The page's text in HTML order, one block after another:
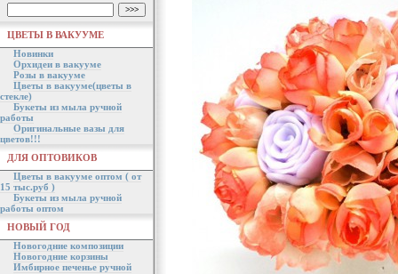
ЦВЕТЫ В ВАКУУМЕ
Новинки
Орхидеи в вакууме
Розы в вакууме
Цветы в вакууме(цветы в
стекле)
Букеты из мыла ручной
работы
Оригинальные вазы для
цветов!!!
ДЛЯ ОПТОВИКОВ
Цветы в вакууме оптом ( от
15 тыс.руб )
Букеты из мыла ручной
работы оптом
НОВЫЙ ГОД
Новогодние композиции
Новогодние корзины
Имбирное печенье ручной